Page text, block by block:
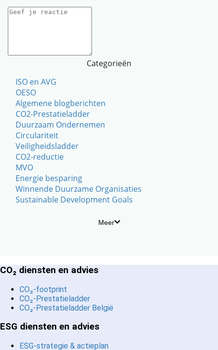
Categorieën
ISO en AVG
OESO
Algemene blogberichten
CO2-Prestatieladder
Duurzaam Ondernemen
Circulariteit
Veiligheidsladder
CO2-reductie
MVO
Energie besparing
Winnende Duurzame Organisaties
Sustainable Development Goals
Meer
CO₂ diensten en advies
CO₂-footprint
CO₂-Prestatieladder
CO₂-Prestatieladder België
ESG diensten en advies
ESG-strategie & actieplan